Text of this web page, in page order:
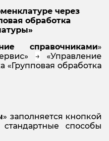
через
обработка
справочниками»
→ «Управление
«Групповая обработка
» заполняется кнопкой
стандартные способы